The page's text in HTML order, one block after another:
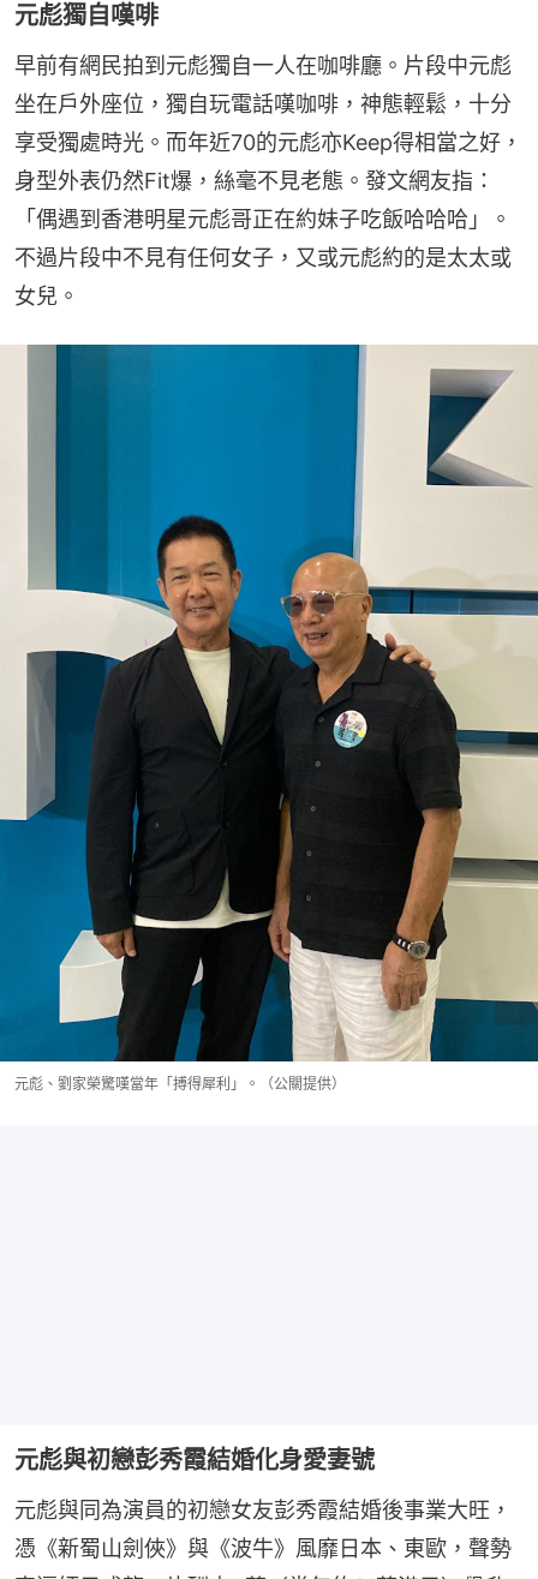
元彪獨自嘆啡
早前有網民拍到元彪獨自一人在咖啡廳。片段中元彪
坐在戶外座位，獨自玩電話嘆咖啡，神態輕鬆，十分
享受獨處時光。而年近70的元彪亦Keep得相當之好，
身型外表仍然Fit爆，絲毫不見老態。發文網友指：
「偶遇到香港明星元彪哥正在約妹子吃飯哈哈哈」。
不過片段中不見有任何女子，又或元彪約的是太太或
女兒。
元彪、劉家榮驚嘆當年「搏得犀利」。（公關提供）
元彪與初戀彭秀霞結婚化身愛妻號
元彪與同為演員的初戀女友彭秀霞結婚後事業大旺，
憑《新蜀山劍俠》與《波牛》風靡日本、東歐，聲勢